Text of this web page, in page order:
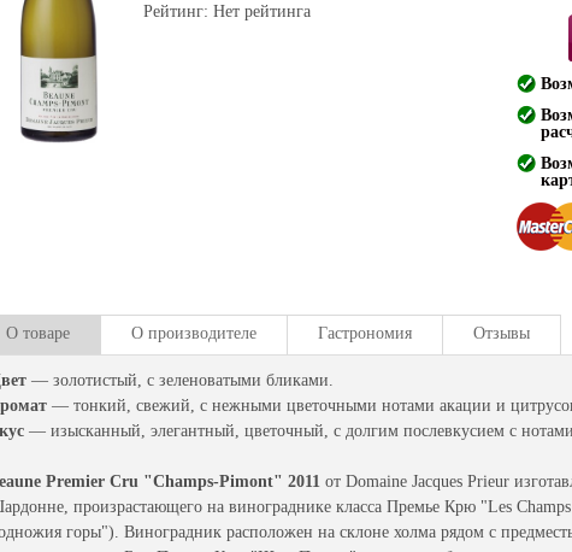
Рейтинг: Нет рейтинга
О товаре О производителе Гастрономия Отзывы
— золотистый, с зеленоватыми бликами.
— тонкий, свежий, с нежными цветочными нотами акации и
— изысканный, элегантный, цветочный, с долгим послевкусием с
Premier Cru "Champs-Pimont" 2011 от Domaine Jacques Prieur
произрастающего на винограднике класса Премье Крю "Les
горы"). Виноградник расположен на склоне холма рядом с